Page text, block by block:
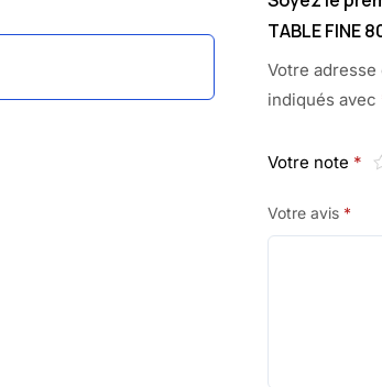
TABLE FINE
Votre
indiqués avec
Votre note *
Votre avis *